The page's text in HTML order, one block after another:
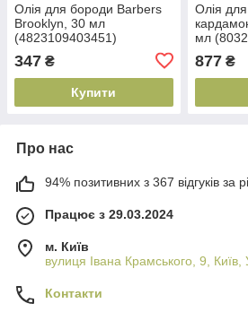
Олія для бороди Barbers
Brooklyn, 30 мл
(4823109403451)
347 ₴
Купити
Олія
мл
877₴
Про нас
94% позитивних з 367 відгуків за
Працює з 29.03.2024
м. Київ
вулиця Івана Крамського, 9, Київ,
Контакти